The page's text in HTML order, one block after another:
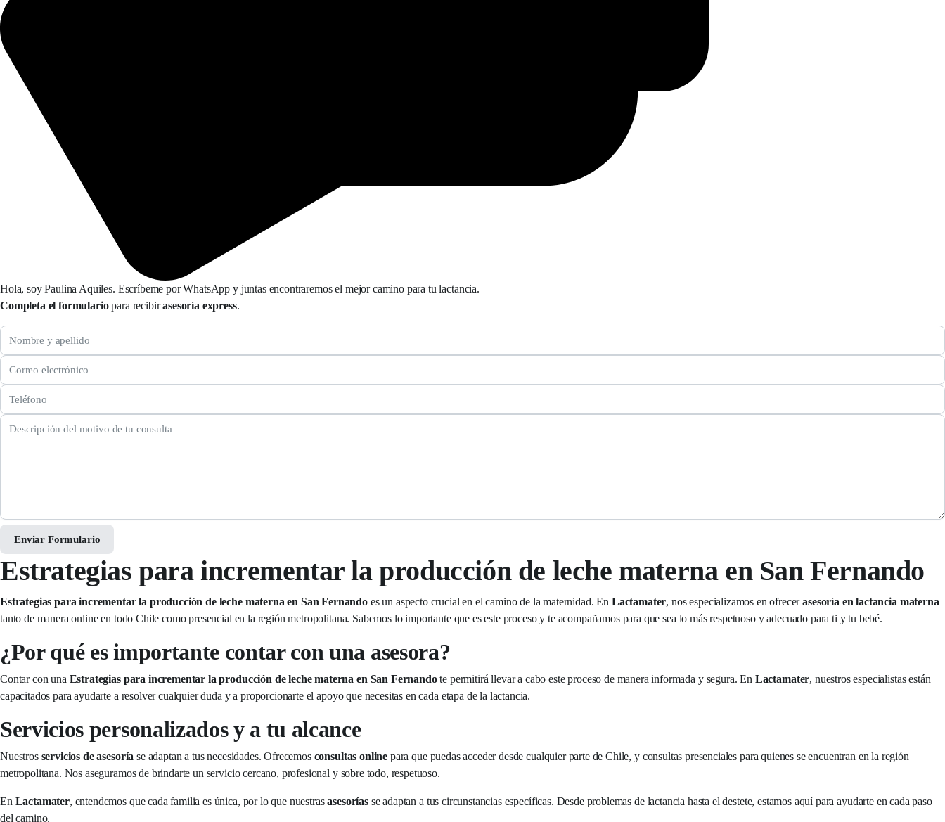
Hola, soy Paulina Aquiles. Escríbeme por WhatsApp y juntas encontraremos el mejor camino para tu lactancia.
Completa el formulariopara recibirasesoría express.
Enviar Formulario
Estrategias para incrementar la producción de leche materna en San Fernando
Estrategias para incrementar la producción de leche materna en San Fernando es un aspecto crucial en el camino de la maternidad. En Lactamater, nos especializamos en ofrecerasesoría en lactancia materna
tanto de manera online en todo Chile como presencial en la región metropolitana. Sabemos lo importante que es este proceso y te acompañamos para que sea lo más respetuoso y adecuado para ti y tu bebé.
¿Por qué es importante contar con una asesora?
Contar con una Estrategias para incrementar la producción de leche materna en San Fernandote permitirá llevar a cabo este proceso de manera informada y segura. En Lactamater, nuestros especialistas están
capacitados para ayudarte a resolver cualquier duda y a proporcionarte el apoyo que necesitas en cada etapa de la lactancia.
Servicios personalizados y a tu alcance
Nuestros servicios de asesoría se adaptan a tus necesidades. Ofrecemos consultas online para que puedas acceder desde cualquier parte de Chile, y consultas presenciales para quienes se encuentran en la región
metropolitana. Nos aseguramos de brindarte un servicio cercano, profesional y sobre todo, respetuoso.
En Lactamater, entendemos que cada familia es única, por lo que nuestrasasesoríasse adaptan a tus circunstancias específicas. Desde problemas de lactancia hasta el destete, estamos aquí para ayudarte en cada paso
del camino.